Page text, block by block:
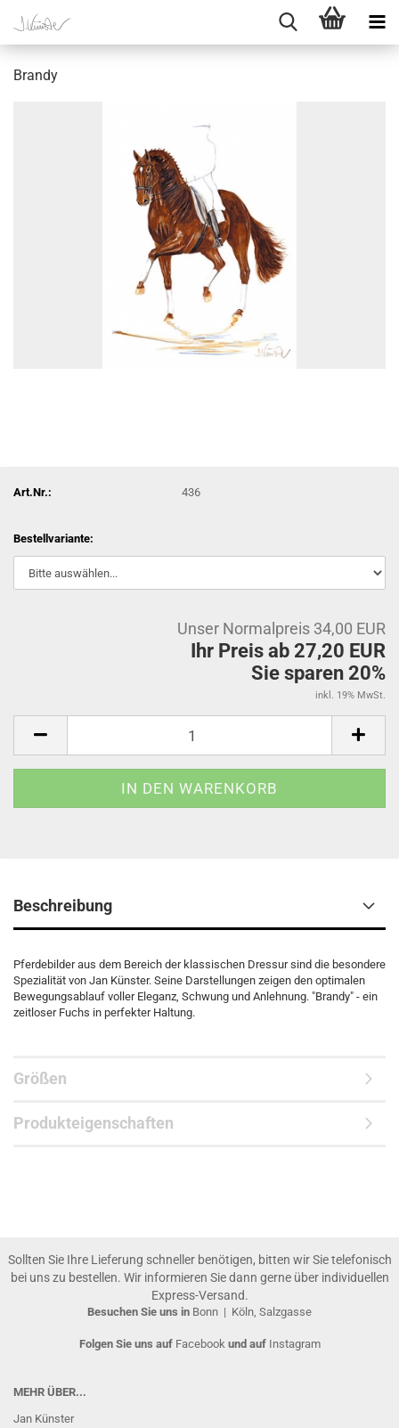
Brandy
Art.Nr.: 436
Bestellvariante:
Unser Normalpreis 34,00 EUR
Ihr Preis ab 27,20 EUR
Sie sparen 20%
inkl. 19% MwSt.
Beschreibung
Pferdebilder aus dem Bereich der klassischen Dressur sind die besondere
Spezialität von Jan Künster. Seine Darstellungen zeigen den optimalen
Bewegungsablauf voller Eleganz, Schwung und Anlehnung. "Brandy" - ein
zeitloser Fuchs in perfekter Haltung.
Größen
Produkteigenschaften
Sollten Sie Ihre Lieferung schneller benötigen, bitten wir Sie telefonisch
bei uns zu bestellen. Wir informieren Sie dann gerne über individuellen
Express-Versand.
Besuchen Sie uns in Bonn | Köln, Salzgasse
Folgen Sie uns auf Facebook und auf Instagram
MEHR ÜBER...
Jan Künster